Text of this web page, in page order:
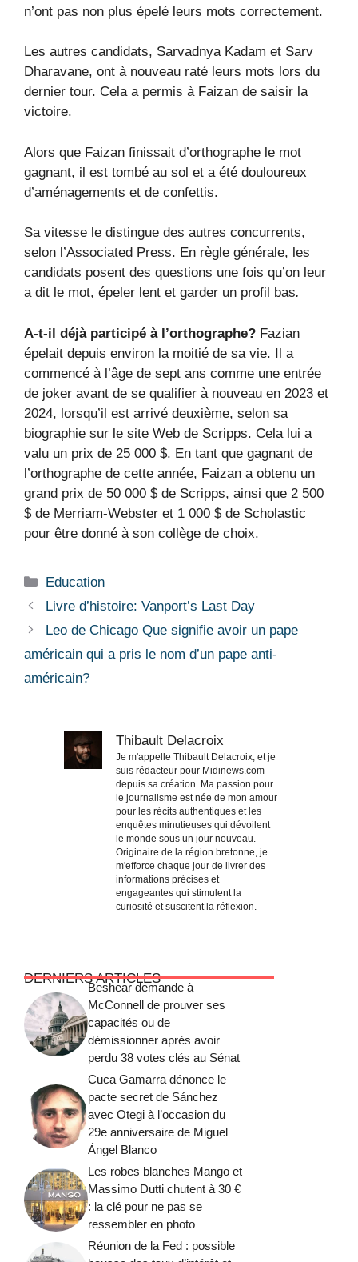
n’ont pas non plus épelé leurs mots correctement.
Les autres candidats, Sarvadnya Kadam et Sarv
Dharavane, ont à nouveau raté leurs mots lors du
dernier tour. Cela a permis à Faizan de saisir la
victoire.
Alors que Faizan finissait d’orthographe le mot
gagnant, il est tombé au sol et a été douloureux
d’aménagements et de confettis.
Sa vitesse le distingue des autres concurrents,
selon l’Associated Press. En règle générale, les
candidats posent des questions une fois qu’on leur
a dit le mot, épeler lent et garder un profil bas.
A-t-il déjà participé à l’orthographe? Fazian
épelait depuis environ la moitié de sa vie. Il a
commencé à l’âge de sept ans comme une entrée
de joker avant de se qualifier à nouveau en 2023 et
2024, lorsqu’il est arrivé deuxième, selon sa
biographie sur le site Web de Scripps. Cela lui a
valu un prix de 25 000 $. En tant que gagnant de
l’orthographe de cette année, Faizan a obtenu un
grand prix de 50 000 $ de Scripps, ainsi que 2 500
$ de Merriam-Webster et 1 000 $ de Scholastic
pour être donné à son collège de choix.
Catégories
Education
Livre d’histoire: Vanport’s Last Day
Leo de Chicago Que signifie avoir un pape
américain qui a pris le nom d’un pape anti-
américain?
Thibault Delacroix
Je m'appelle Thibault Delacroix, et je
suis rédacteur pour Midinews.com
depuis sa création. Ma passion pour
le journalisme est née de mon amour
pour les récits authentiques et les
enquêtes minutieuses qui dévoilent
le monde sous un jour nouveau.
Originaire de la région bretonne, je
m'efforce chaque jour de livrer des
informations précises et
engageantes qui stimulent la
curiosité et suscitent la réflexion.
DERNIERS ARTICLES
Beshear demande à
McConnell de prouver ses
capacités ou de
démissionner après avoir
perdu 38 votes clés au Sénat
Cuca Gamarra dénonce le
pacte secret de Sánchez
avec Otegi à l’occasion du
29e anniversaire de Miguel
Ángel Blanco
Les robes blanches Mango et
Massimo Dutti chutent à 30 €
: la clé pour ne pas se
ressembler en photo
Réunion de la Fed : possible